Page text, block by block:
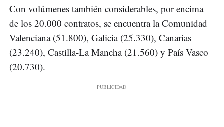
Con volúmenes también considerables, por encima
de los 20.000 contratos, se encuentra la Comunidad
Valenciana (51.800), Galicia (25.330), Canarias
(23.240), Castilla-La Mancha (21.560) y País Vasco
(20.730).